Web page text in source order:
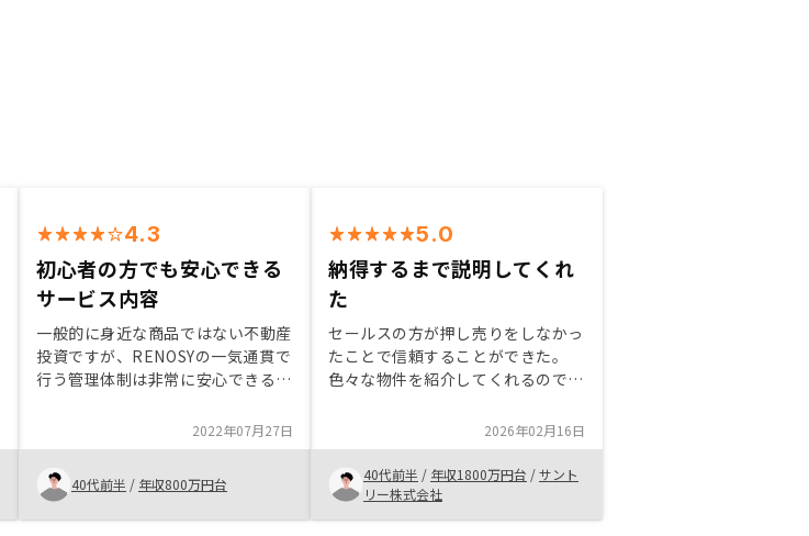
4.3
初心者の方でも安心できる
サービス内容
一般的に身近な商品ではない不動産
投資ですが、RENOSYの一気通貫で
行う管理体制は非常に安心できる考
方でも身近に感じる事ができるシス
テムが構築されているところが素晴
らしい。 後は営業担当の方と物件
の巡り合せも良かった事が決め手
で、不動産投資をスタートすること
2022年07月27日
40代前半 / 年収800万円台
5.0
納得するまで説明してくれ
た
セールスの方が押し売りをしなかっ
たことで信頼することができた。
色々な物件を紹介してくれるので納
購入後のフォローもスピーディーで
もれなく対応いただき満足している
ので継続購入している
2026年02月16日
40代前半 / 年収1800万円台 /サント
リー株式会社